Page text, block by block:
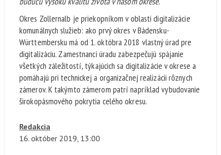
Okres Zollernalb je priekopníkom v oblasti digitalizácie
komunálnych služieb: ako prvý okres v Bádensku-
Württembersku má od 1. októbra 2018 vlastný úrad pre
digitalizáciu. Zamestnanci úradu zabezpečujú spájanie
všetkých záležitostí, týkajúcich sa digitalizácie v okrese a
pomáhajú pri technickej a organizačnej realizácii rôznych
zámerov. K takýmto zámerom patrí napríklad vybudovanie
širokopásmového pokrytia celého okresu.
Redakcia
16. október 2019, 13:00